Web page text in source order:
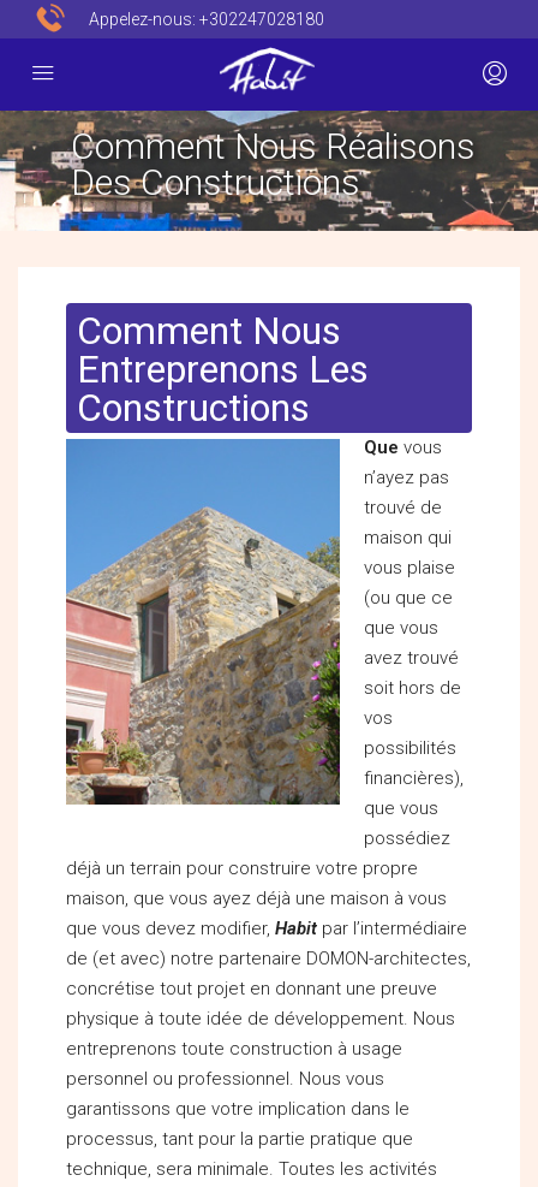
Appelez-nous: +302247028180
Comment Nous Réalisons
Des Constructions
Comment Nous
Entreprenons Les
Constructions
Que vous
n’ayez pas
trouvé de
maison qui
vous plaise
(ou que ce
que vous
avez trouvé
soit hors de
vos
possibilités
financières),
que vous
possédiez
déjà un terrain pour construire votre propre
maison, que vous ayez déjà une maison à vous
que vous devez modifier, Habit par l’intermédiaire
de (et avec) notre partenaire DOMON-architectes,
concrétise tout projet en donnant une preuve
physique à toute idée de développement. Nous
entreprenons toute construction à usage
personnel ou professionnel. Nous vous
garantissons que votre implication dans le
processus, tant pour la partie pratique que
technique, sera minimale. Toutes les activités